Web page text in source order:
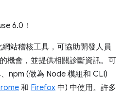
6.0！
網站稽核工具，可協助開發人員
機會，並提供相關診斷資訊。可
npm (做為 Node 模組和 CLI)
和 Firefox 中) 中使用。許多